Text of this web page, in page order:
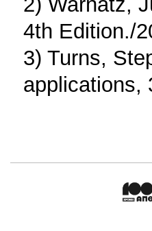
4th Edition./
3) Turns,
applications,